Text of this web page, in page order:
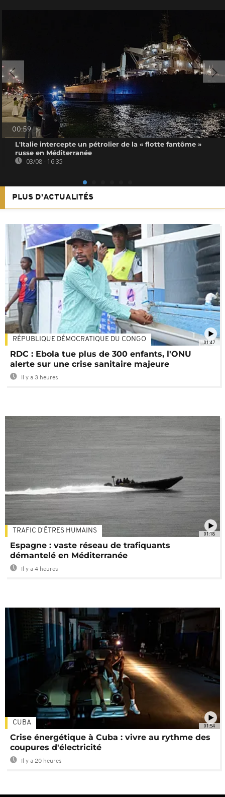
00:59
L'Italie intercepte un pétrolier de la « flotte fantôme »
russe en Méditerranée
03/08 - 16:35
PLUS D'ACTUALITÉS
01:47
RÉPUBLIQUE DÉMOCRATIQUE DU CONGO
RDC : Ebola tue plus de 300 enfants, l'ONU
alerte sur une crise sanitaire majeure
Il y a 3 heures
01:18
TRAFIC D'ÊTRES HUMAINS
Espagne : vaste réseau de trafiquants
démantelé en Méditerranée
Il y a 4 heures
01:54
CUBA
Crise énergétique à Cuba : vivre au rythme des
coupures d'électricité
Il y a 20 heures